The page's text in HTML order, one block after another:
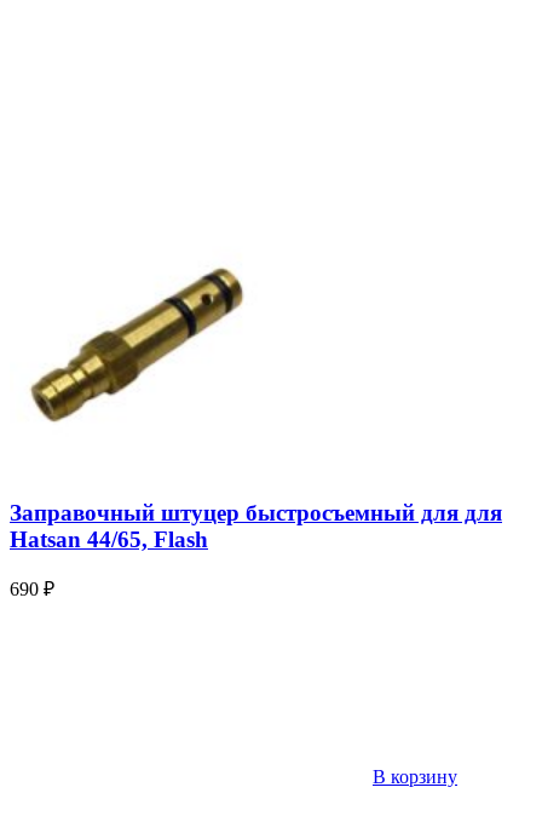
Заправочный штуцер быстросъемный для для
Hatsan 44/65, Flash
690 ₽
В корзину